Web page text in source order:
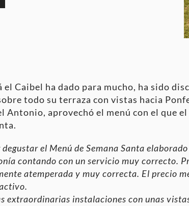
Caibel ha dado para mucho, ha sido
todo su terraza con vistas hacia
aprovechó el menú con el que
el Menú de Semana Santa
contando con un servicio muy correcto.
atemperada y muy correcta. El precio
extraordinarias instalaciones con unas